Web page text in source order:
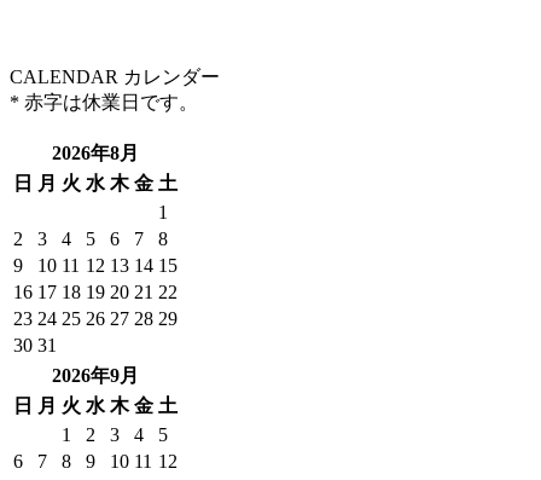
CALENDAR カレンダー
* 赤字は休業日です。
2026年8月
日
月 火 水 木 金 土
1
2
3 4 5 6 7
8
9
10 11 12 13 14 15
16 17 18 19 20 21 22
23 24 25 26 27 28 29
30 31
2026年9月
日
月 火 水 木 金 土
1
2 3 4
5
6
7 8 9 10 11 12